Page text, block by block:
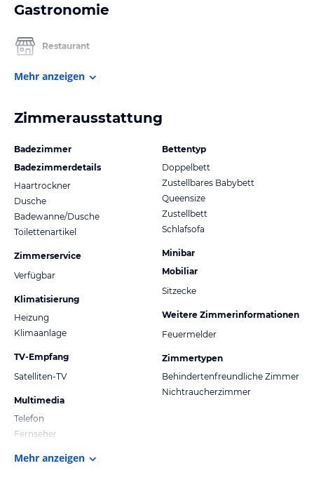
Gastronomie
Restaurant
Mehr anzeigen
Zimmerausstattung
Badezimmer
Badezimmerdetails
Haartrockner
Dusche
Badewanne/Dusche
Toilettenartikel
Zimmerservice
Verfügbar
Klimatisierung
Heizung
Klimaanlage
TV-Empfang
Satelliten-TV
Multimedia
Telefon
Fernseher
Bettentyp
Doppelbett
Zustellbares Babybett
Queensize
Zustellbett
Schlafsofa
Minibar
Mobiliar
Sitzecke
Weitere Zimmerinformationen
Feuermelder
Zimmertypen
Behindertenfreundliche Zimmer
Nichtraucherzimmer
Mehr anzeigen